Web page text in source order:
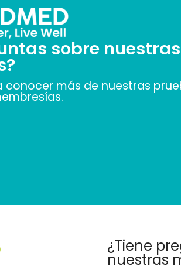
sobre nuestras
más de nuestras
¿Tiene
nuestras